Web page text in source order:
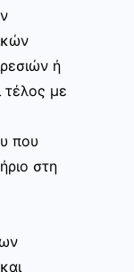
ή
τέλος με
που
στη